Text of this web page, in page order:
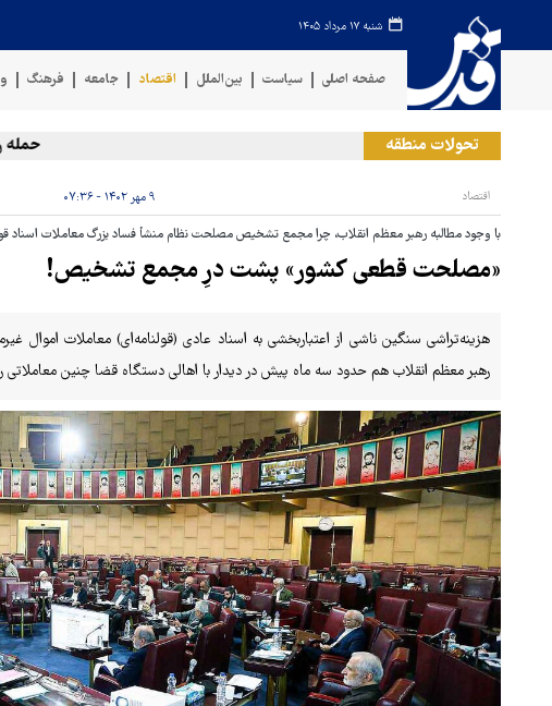
شنبه ۱۷ مرداد ۱۴۰۵
صفحه اصلی سیاست بین‌الملل اقتصاد جامعه فرهنگ
تحولات منطقه حمله
اقتصاد ۹ مهر ۱۴۰۲ - ۰۷:۳۶
با وجود مطالبه رهبر معظم انقلاب، چرا مجمع تشخیص مصلحت نظام منشأ فساد بزرگ معاملات اسناد
«مصلحت قطعی کشور» پشت درِ مجمع تشخیص!
هزینه‌تراشی سنگین ناشی از اعتباربخشی به اسناد عادی (قولنامه‌ای) معاملات اموال
رهبر معظم انقلاب هم حدود سه ماه پیش در دیدار با اهالی دستگاه قضا چنین معاملاتی